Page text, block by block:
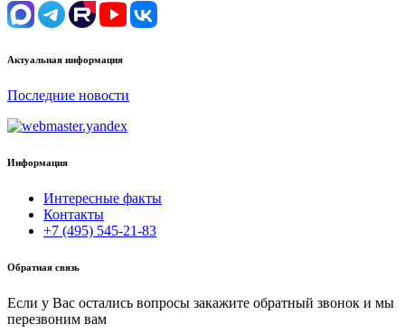
Актуальная информация
Последние новости
Информация
Интересные факты
Контакты
+7 (495) 545-21-83
Обратная связь
Если у Вас остались вопросы закажите обратный звонок и мы
перезвоним вам